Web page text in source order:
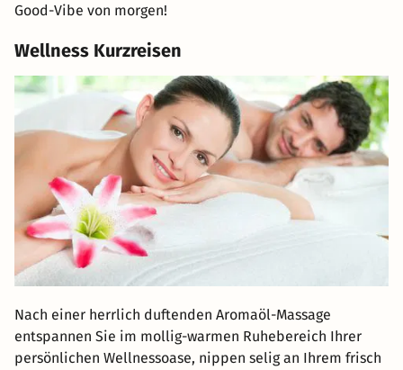
Good-Vibe von morgen!
Wellness Kurzreisen
Nach einer herrlich duftenden Aromaöl-Massage
entspannen Sie im mollig-warmen Ruhebereich Ihrer
persönlichen Wellnessoase, nippen selig an Ihrem frisch